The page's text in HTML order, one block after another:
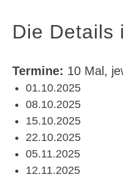
Die Details
Termine: 10 Mal,
01.10.2025
08.10.2025
15.10.2025
22.10.2025
05.11.2025
12.11.2025